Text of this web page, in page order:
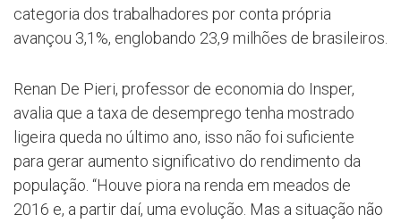
categoria dos trabalhadores por conta própria
avançou 3,1%, englobando 23,9 milhões de brasileiros.
Renan De Pieri, professor de economia do Insper,
avalia que a taxa de desemprego tenha mostrado
ligeira queda no último ano, isso não foi suficiente
para gerar aumento significativo do rendimento da
população. “Houve piora na renda em meados de
2016 e, a partir daí, uma evolução. Mas a situação não